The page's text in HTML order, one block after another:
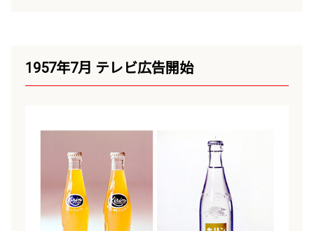
1957年7月 テレビ広告開始